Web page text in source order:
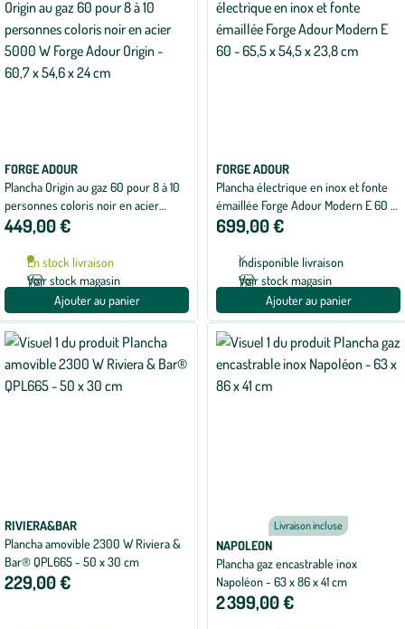
FORGE ADOUR
Plancha Origin au gaz 60 pour 8 à 10
personnes coloris noir en acier
5000 W Forge Adour Origin - 60,7 x
449,00 €
En stock livraison
Voir stock magasin
Ajouter au panier
FORGE ADOUR
Plancha électrique en inox et fonte
émaillée Forge Adour Modern E 60 -
65,5 x 54,5 x 23,8 cm
699,00 €
Indisponible livraison
Voir stock magasin
Ajouter au panier
RIVIERA&BAR
Plancha amovible 2300 W Riviera &
Bar® QPL665 - 50 x 30 cm
229,00 €
Livraison incluse
NAPOLEON
Plancha gaz encastrable inox
Napoléon - 63 x 86 x 41 cm
2 399,00 €